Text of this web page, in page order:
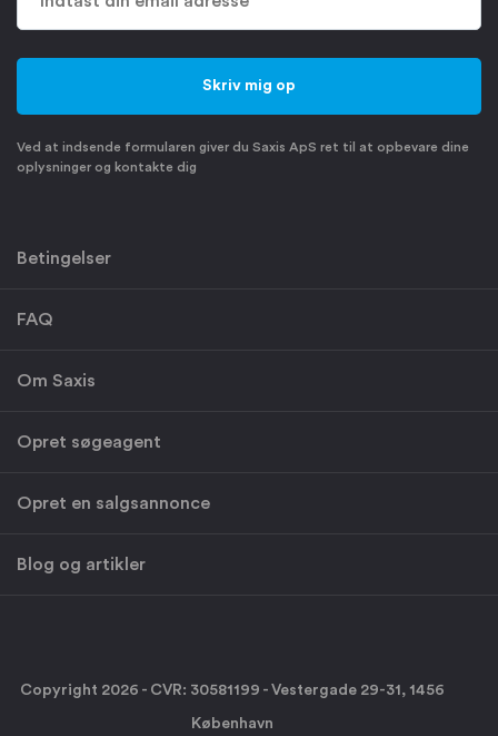
Ved at indsende formularen giver du Saxis ApS ret til at opbevare dine
oplysninger og kontakte dig
Betingelser
FAQ
Om Saxis
Opret søgeagent
Opret en salgsannonce
Blog og artikler
Copyright 2026 - CVR: 30581199 - Vestergade 29-31, 1456
København